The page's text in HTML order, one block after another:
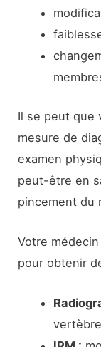
Il se peut que
mesure de
examen
peut-être en
pincement du
Votre
pour obtenir